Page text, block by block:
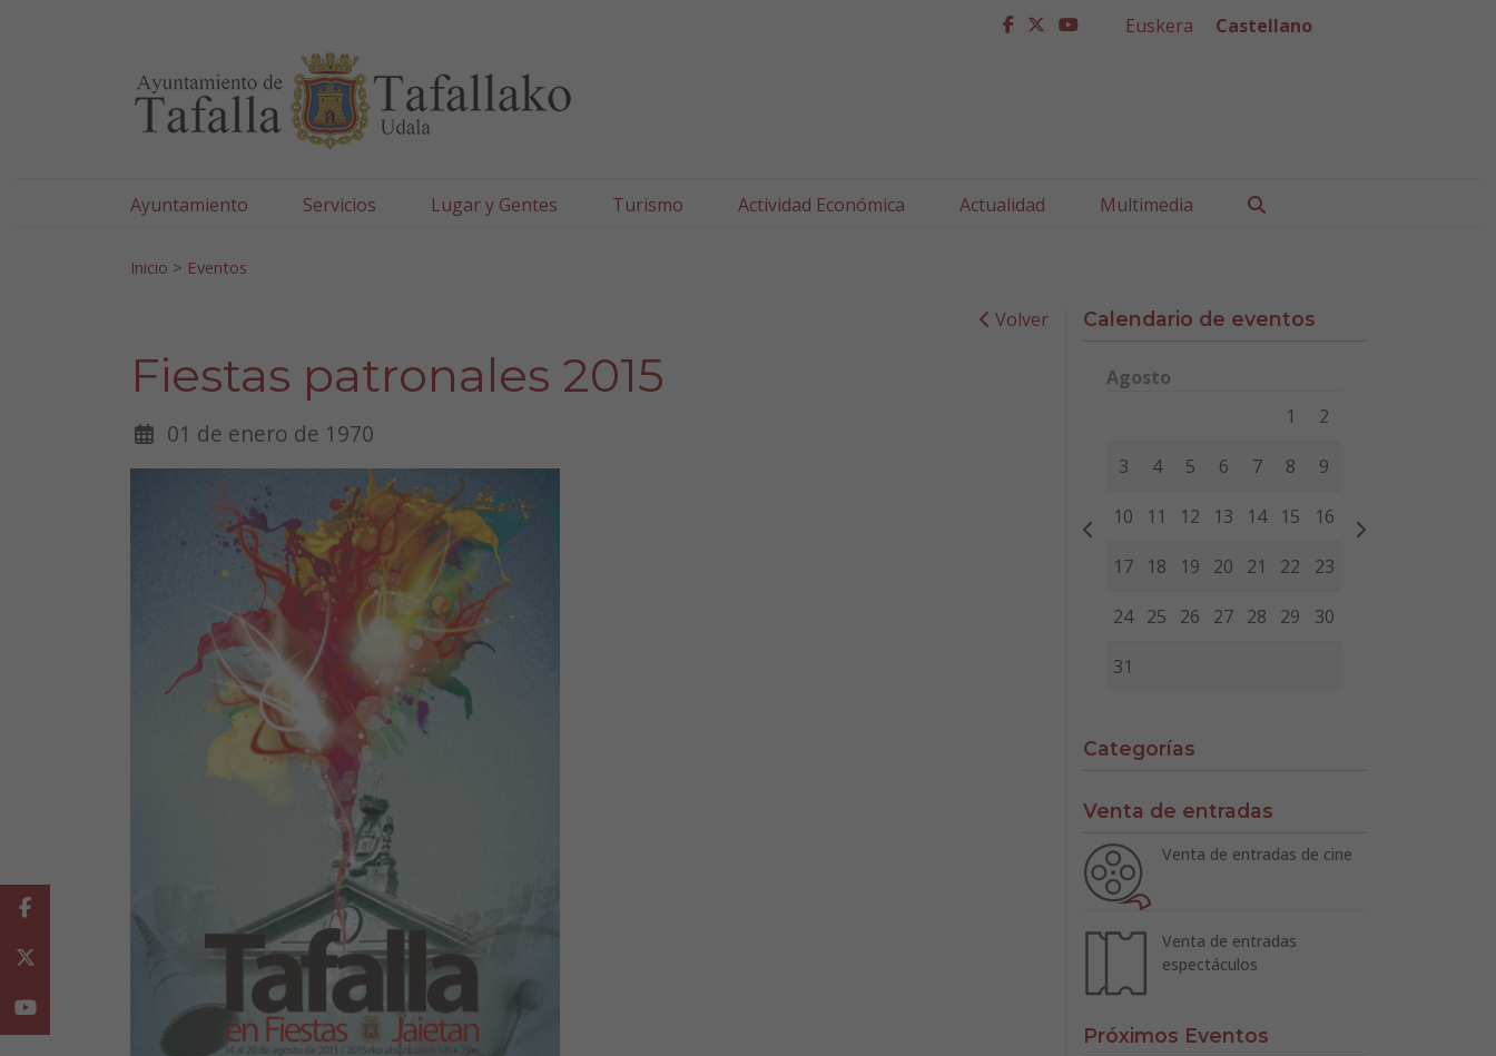
facebook
twitter
youtube
Euskera Castellano
Ayuntamiento Servicios Lugar y Gentes Turismo Actividad Económica Actualidad Multimedia
Inicio > Eventos
Volver
Fiestas patronales 2015
01 de enero de 1970
Calendario de eventos
Agosto
Miércoles Jueves
1 2
3 4 5 6 7 8 9
10 11 12 13 14 15 16
17 18 19 20 21 22 23
24 25 26 27 28 29 30
31
Categorías
Venta de entradas
Venta de entradas de cine
Venta de entradas
espectáculos
Próximos Eventos
Facebook
Youtube